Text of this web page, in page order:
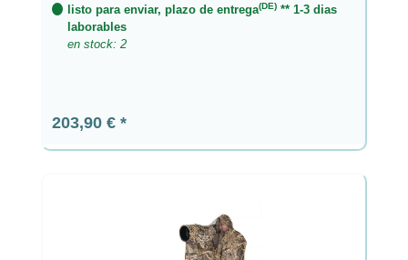
listo para enviar, plazo de entrega(DE) ** 1-3 dias
laborables
en stock: 2
Precio normal:
203,90 €